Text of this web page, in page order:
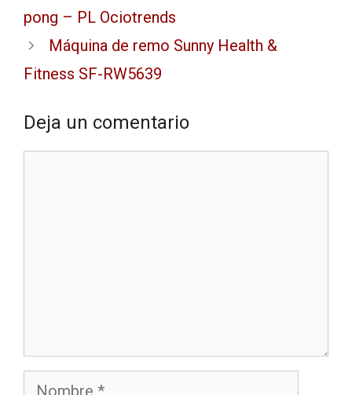
pong – PL Ociotrends
Máquina de remo Sunny Health &
Fitness SF-RW5639
Deja un comentario